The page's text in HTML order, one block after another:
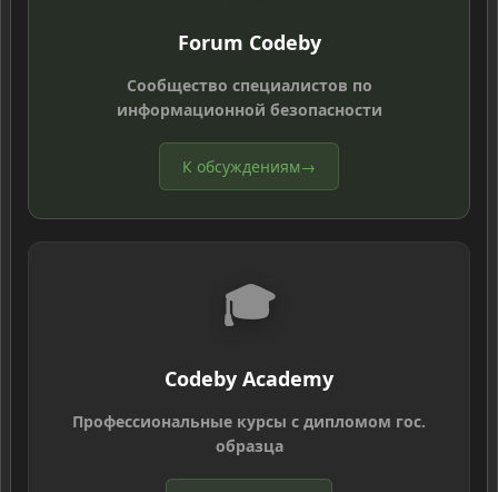
Forum Codeby
Сообщество специалистов по
информационной безопасности
К обсуждениям→
🎓
Codeby Academy
Профессиональные курсы с дипломом гос.
образца